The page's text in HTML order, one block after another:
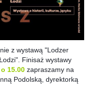
z wystawą "Lodzer
Finisaż wystawy
15.00 zapraszamy na
Podolską, dyrektorką